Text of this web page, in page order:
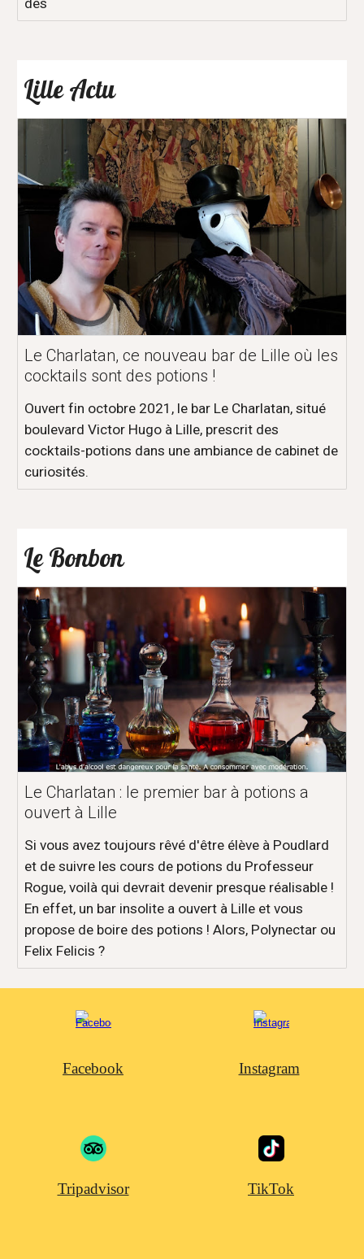
Lille Actu
Le Charlatan, ce nouveau bar de Lille où les
cocktails sont des potions !
Ouvert fin octobre 2021, le bar Le Charlatan, situé
boulevard Victor Hugo à Lille, prescrit des
cocktails-potions dans une ambiance de cabinet de
curiosités.
Le Bonbon
Le Charlatan : le premier bar à potions a
ouvert à Lille
Si vous avez toujours rêvé d'être élève à Poudlard
et de suivre les cours de potions du Professeur
Rogue, voilà qui devrait devenir presque réalisable !
En effet, un bar insolite a ouvert à Lille et vous
propose de boire des potions ! Alors, Polynectar ou
Felix Felicis ?
Facebook Instagram
Tripadvisor TikTok